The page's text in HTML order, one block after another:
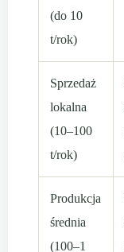
(do 10
t/rok)
Sprzedaż
lokalna
(10–100
t/rok)
Produkcja
średnia
(100–1